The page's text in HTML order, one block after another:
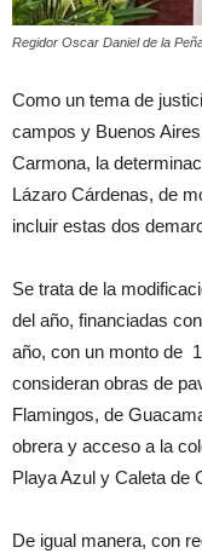
Regidor Oscar Daniel de la
Como un tema de
campos y Buenos
Carmona, la
Lázaro Cárdenas, de
incluir estas dos
Se trata de la
del año, financiadas
año, con un monto de
consideran obras de
Flamingos, de
obrera y acceso a la
Playa Azul y Caleta de
De igual manera, con